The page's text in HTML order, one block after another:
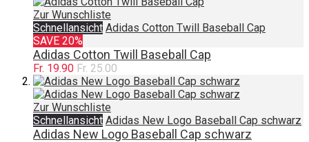
Zur Wunschliste
Schnellansicht Adidas Cotton Twill Baseball Cap
SAVE 20%
Adidas Cotton Twill Baseball Cap
Fr. 19.90 Fr. 25.00
Zur Wunschliste
Schnellansicht Adidas New Logo Baseball Cap schwarz
Adidas New Logo Baseball Cap schwarz